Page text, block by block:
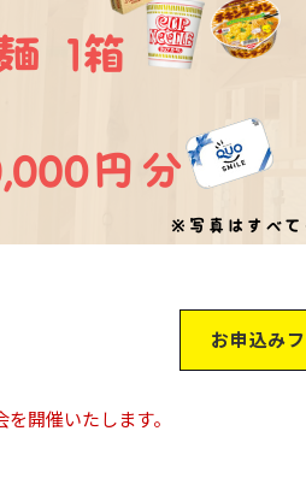
お申込み
開催いたします。